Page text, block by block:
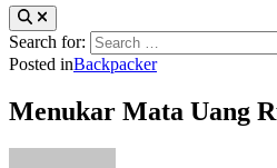
Search for:
Posted inBackpacker
Menukar Mata Uang